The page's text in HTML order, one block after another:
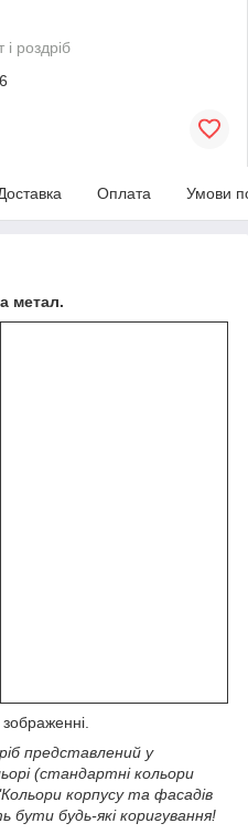
і роздріб
Оплата Умови
метал.
представлений у
(стандартні кольори
корпусу та фасадів
будь-які коригування!